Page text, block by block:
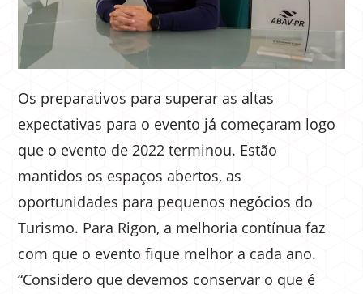
Os preparativos para superar as altas
expectativas para o evento já começaram logo
que o evento de 2022 terminou. Estão
mantidos os espaços abertos, as
oportunidades para pequenos negócios do
Turismo. Para Rigon, a melhoria contínua faz
com que o evento fique melhor a cada ano.
“Considero que devemos conservar o que é